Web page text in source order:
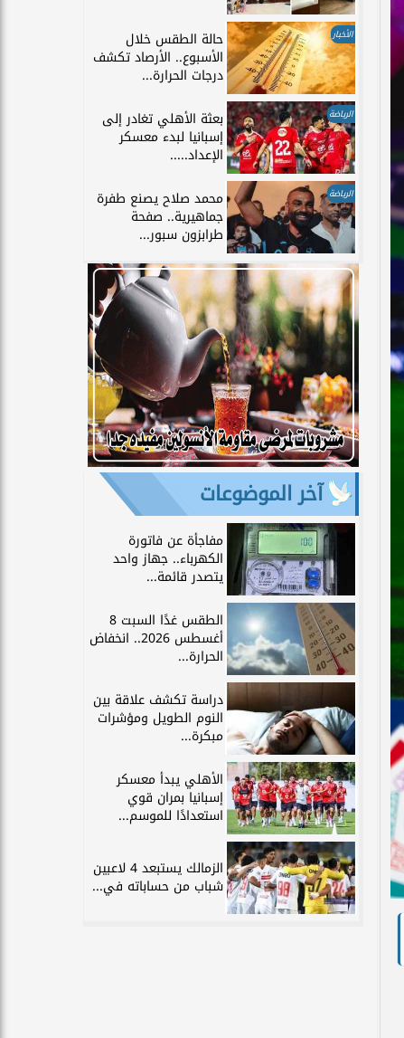
الأخبار حالة الطقس خلال
الأسبوع.. الأرصاد تكشف
درجات الحرارة...
الرياضة بعثة الأهلي تغادر إلى
إسبانيا لبدء معسكر
الإعداد.....
الرياضة محمد صلاح يصنع طفرة
جماهيرية.. صفحة
طرابزون سبور...
آخر الموضوعات
مفاجأة عن فاتورة
الكهرباء.. جهاز واحد
يتصدر قائمة...
الطقس غدًا السبت 8
أغسطس 2026.. انخفاض
الحرارة...
دراسة تكشف علاقة بين
النوم الطويل ومؤشرات
مبكرة...
الأهلي يبدأ معسكر
إسبانيا بمران قوي
استعدادًا للموسم...
الزمالك يستبعد 4 لاعبين
شباب من حساباته في...